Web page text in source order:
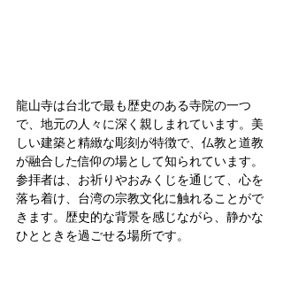
龍山寺は台北で最も歴史のある寺院の一つ
で、地元の人々に深く親しまれています。美
しい建築と精緻な彫刻が特徴で、仏教と道教
が融合した信仰の場として知られています。
参拝者は、お祈りやおみくじを通じて、心を
落ち着け、台湾の宗教文化に触れることがで
きます。歴史的な背景を感じながら、静かな
ひとときを過ごせる場所です。